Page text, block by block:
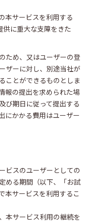
本サービスを利用する
供に重大な支障をきた
ため、又はユーザーの登
ザーに対し、別途当社が
ことができるものとしま
報の提出を求められた場
び期日に従って提出する
にかかる費用はユーザー
ビスのユーザーとしての
める期間（以下、「お試
本サービスを利用するこ
本サービス利用の継続を